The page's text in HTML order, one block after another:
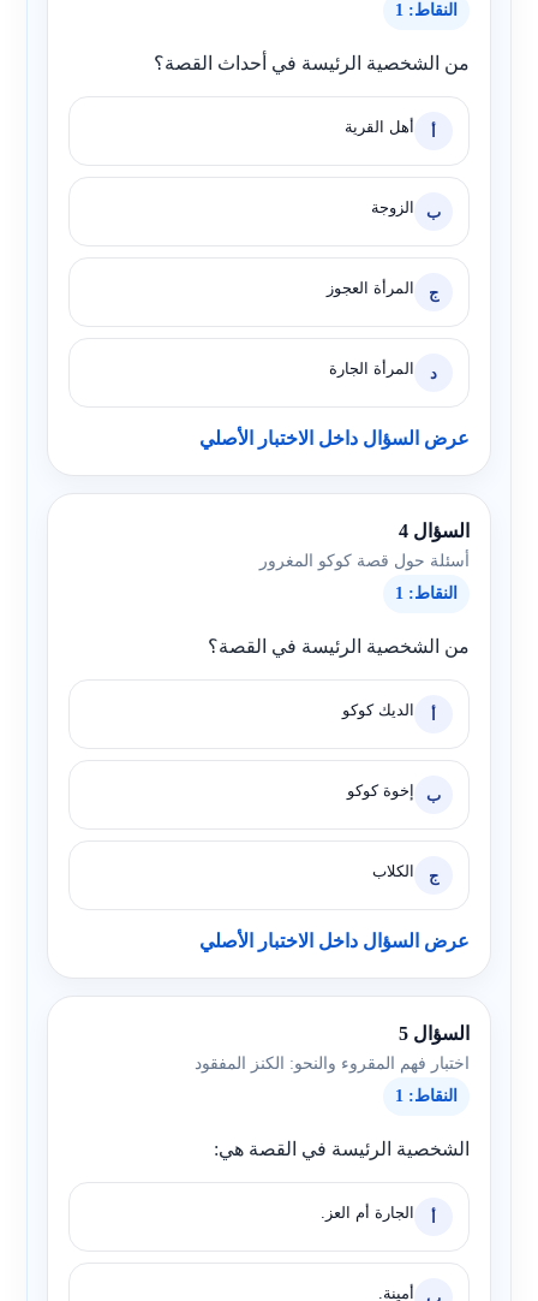
النقاط: 1
من الشخصية الرئيسة في أحداث القصة؟
أ أهل القرية
ب الزوجة
ج المرأة العجوز
د المرأة الجارة
عرض السؤال داخل الاختبار الأصلي
السؤال 4
أسئلة حول قصة كوكو المغرور
النقاط: 1
من الشخصية الرئيسة في القصة؟
أ الديك كوكو
ب إخوة كوكو
ج الكلاب
عرض السؤال داخل الاختبار الأصلي
السؤال 5
اختبار فهم المقروء والنحو: الكنز المفقود
النقاط: 1
الشخصية الرئيسة في القصة هي:
أ الجارة أم العز.
ب أمينة.